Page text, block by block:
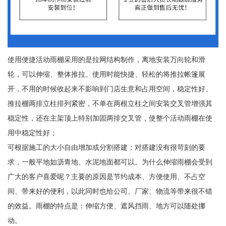
使用便捷活动雨棚采用的是拉网结构制作，离地安装万向轮和滑
轮，可以伸缩、整体推拉。使用时能快捷、轻松的将推拉帐篷展
开，不用的时候收起来不影响到门店生意和占用空间，稳定性好、
推拉棚两排立柱排列紧密，不单在两根立柱之间安装交叉管增强其
稳定性，还在主架顶上特别加固两排交叉管，使整个活动雨棚在使
用中稳定性好；
可根据施工的大小自由增加或分割搭建；对搭建没有很苛刻的要
求，一般平地如沥青地、水泥地面都可以。为什么伸缩雨棚会受到
广大的客户喜爱呢？主要的原因是节约成本、方便使用、不占空
间、带来好的便利，以此同时也给公司、厂家、物流等带来很不错
的效益。雨棚的特点是：伸缩方便、遮风挡雨、地方可以随处挪
动。